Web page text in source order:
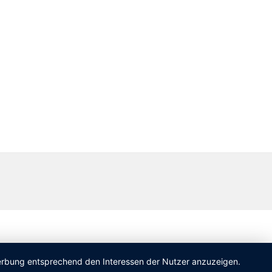
entsprechend den Interessen der Nutzer anzuzeigen.